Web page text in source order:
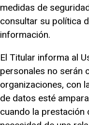
medidas de
consultar su política
información.
El Titular informa al
personales no serán
organizaciones, con
de datos esté
cuando la prestación